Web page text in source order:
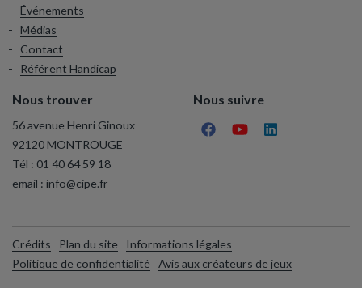
Événements
Médias
Contact
Référent Handicap
Nous trouver
56 avenue Henri Ginoux
92120 MONTROUGE
Tél : 01 40 64 59 18
email : info@cipe.fr
Nous suivre
Crédits Plan du site
Informations légales
Politique de confidentialité
Avis aux créateurs de jeux